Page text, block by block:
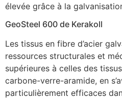
élevée grâce à la
GeoSteel 600 de Kerakoll
Les tissus en fibre d’acier
ressources structurales et
supérieures à celles des
carbone-verre-aramide, en
particulièrement efficaces